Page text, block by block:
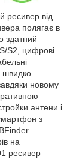
ресивер від
полягає в
здатний
S2, цифрові
швидко
новому
антени і
з
на
ресивер